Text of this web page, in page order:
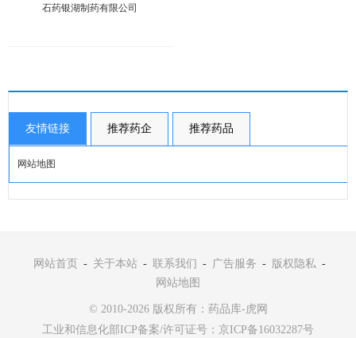
石药银湖制药有限公司
友情链接 推荐药企 推荐药品
网站地图
网站首页 - 关于本站 - 联系我们 - 广告服务 - 版权隐私 -
网站地图
© 2010-2026 版权所有：药品库-虎网
工业和信息化部ICP备案/许可证号： 京ICP备16032287号